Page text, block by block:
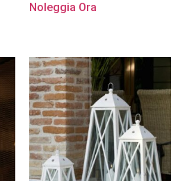
Noleggia Ora